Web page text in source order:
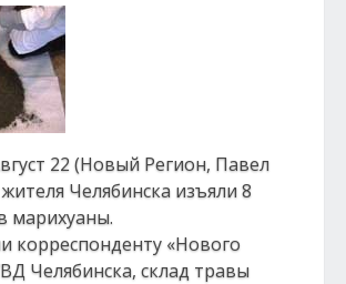
22 (Новый Регион, Павел
Челябинска изъяли 8
марихуаны.
корреспонденту «Нового
Челябинска, склад травы